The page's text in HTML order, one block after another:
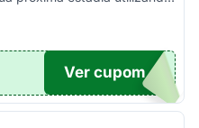
POM6
Ver cupom